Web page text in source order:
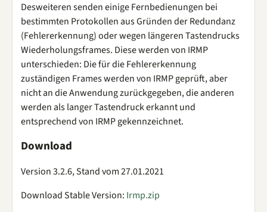
Desweiteren senden einige Fernbedienungen bei
bestimmten Protokollen aus Gründen der Redundanz
(Fehlererkennung) oder wegen längeren Tastendrucks
Wiederholungsframes. Diese werden von IRMP
unterschieden: Die für die Fehlererkennung
zuständigen Frames werden von IRMP geprüft, aber
nicht an die Anwendung zurückgegeben, die anderen
werden als langer Tastendruck erkannt und
entsprechend von IRMP gekennzeichnet.
Download
Version 3.2.6, Stand vom 27.01.2021
Download Stable Version: Irmp.zip